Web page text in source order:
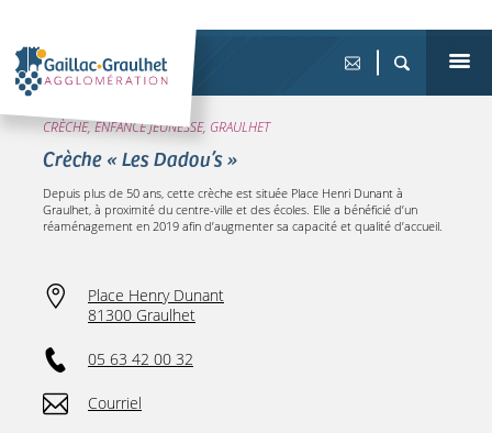
CRÈCHE, ENFANCE JEUNESSE, GRAULHET
Crèche « Les Dadou’s »
Depuis plus de 50 ans, cette crèche est située Place Henri Dunant à
Graulhet, à proximité du centre-ville et des écoles. Elle a bénéficié d’un
réaménagement en 2019 afin d’augmenter sa capacité et qualité d’accueil.
Place Henry Dunant
81300 Graulhet
05 63 42 00 32
Courriel